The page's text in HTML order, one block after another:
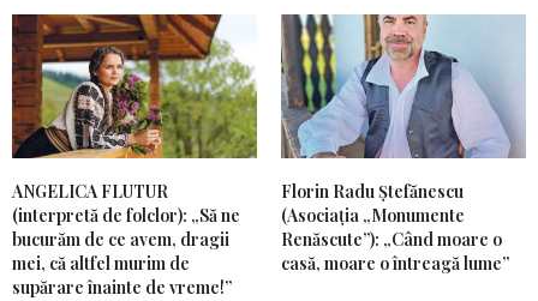
ANGELICA FLUTUR
(interpretă de folclor): „Să ne
bucurăm de ce avem, dragii
mei, că altfel murim de
supărare înainte de vreme!”
Florin Radu Ștefănescu
(Asociația „Monumente
Renăscute”): „Când moare o
casă, moare o întreagă lume”